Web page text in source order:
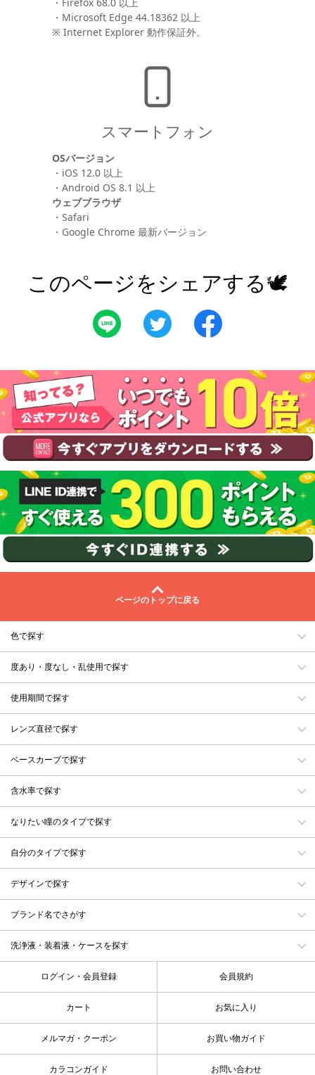
・Microsoft Edge 44.18362 以上
※ Internet Explorer 動作保証外。
スマートフォン
OSバージョン
・iOS 12.0 以上
・Android OS 8.1 以上
ウェブブラウザ
・Safari
・Google Chrome 最新バージョン
このページをシェアする🕊
ページのトップに戻る
色で探す
度あり・度なし・乱使用で探す
使用期間で探す
レンズ直径で探す
ベースカーブで探す
含水率で探す
なりたい瞳のタイプで探す
自分のタイプで探す
デザインで探す
ブランド名でさがす
洗浄液・装着液・ケースを探す
ログイン・会員登録 会員規約
カート お気に入り
メルマガ・クーポン お買い物ガイド
カラコンガイド お問い合わせ